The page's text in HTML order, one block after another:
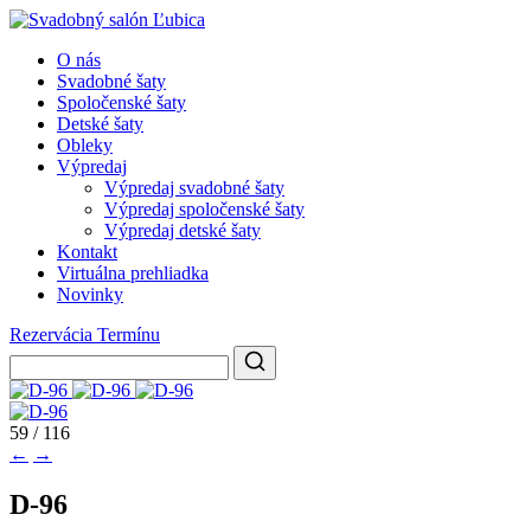
O nás
Svadobné šaty
Spoločenské šaty
Detské šaty
Obleky
Výpredaj
Výpredaj svadobné šaty
Výpredaj spoločenské šaty
Výpredaj detské šaty
Kontakt
Virtuálna prehliadka
Novinky
Rezervácia Termínu
59 / 116
← →
D-96